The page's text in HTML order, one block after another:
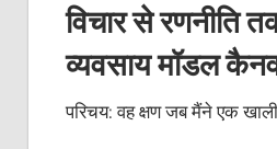
विचार से रणनीति
व्यवसाय मॉडल
परिचय: वह क्षण जब मैंने एक